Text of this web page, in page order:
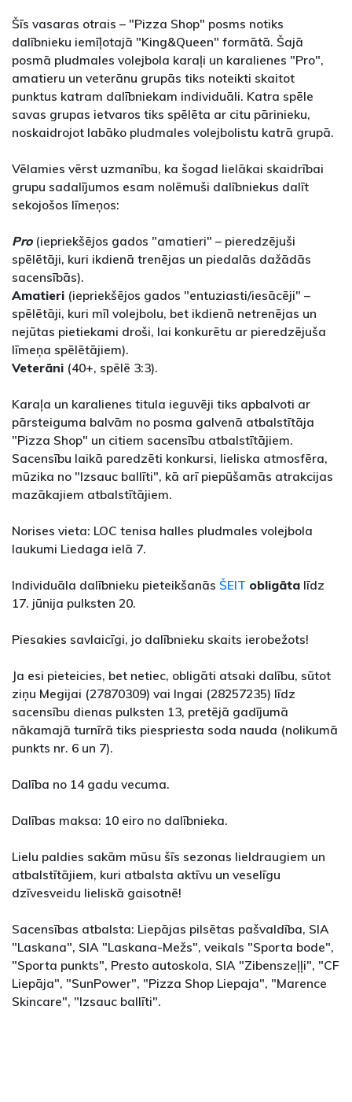
Šīs vasaras otrais – "Pizza Shop" posms notiks
dalībnieku iemīļotajā "King&Queen" formātā. Šajā
posmā pludmales volejbola karaļi un karalienes "Pro",
amatieru un veterānu grupās tiks noteikti skaitot
punktus katram dalībniekam individuāli. Katra spēle
savas grupas ietvaros tiks spēlēta ar citu pārinieku,
noskaidrojot labāko pludmales volejbolistu katrā grupā.
Vēlamies vērst uzmanību, ka šogad lielākai skaidrībai
grupu sadalījumos esam nolēmuši dalībniekus dalīt
sekojošos līmeņos:
Pro (iepriekšējos gados "amatieri" – pieredzējuši
spēlētāji, kuri ikdienā trenējas un piedalās dažādās
sacensībās).
Amatieri (iepriekšējos gados "entuziasti/iesācēji" –
spēlētāji, kuri mīl volejbolu, bet ikdienā netrenējas un
nejūtas pietiekami droši, lai konkurētu ar pieredzējuša
līmeņa spēlētājiem).
Veterāni (40+, spēlē 3:3).
Karaļa un karalienes titula ieguvēji tiks apbalvoti ar
pārsteiguma balvām no posma galvenā atbalstītāja
"Pizza Shop" un citiem sacensību atbalstītājiem.
Sacensību laikā paredzēti konkursi, lieliska atmosfēra,
mūzika no "Izsauc ballīti", kā arī piepūšamās atrakcijas
mazākajiem atbalstītājiem.
Norises vieta: LOC tenisa halles pludmales volejbola
laukumi Liedaga ielā 7.
Individuāla dalībnieku pieteikšanās ŠEIT obligāta līdz
17. jūnija pulksten 20.
Piesakies savlaicīgi, jo dalībnieku skaits ierobežots!
Ja esi pieteicies, bet netiec, obligāti atsaki dalību, sūtot
ziņu Megijai (27870309) vai Ingai (28257235) līdz
sacensību dienas pulksten 13, pretējā gadījumā
nākamajā turnīrā tiks piespriesta soda nauda (nolikumā
punkts nr. 6 un 7).
Dalība no 14 gadu vecuma.
Dalības maksa: 10 eiro no dalībnieka.
Lielu paldies sakām mūsu šīs sezonas lieldraugiem un
atbalstītājiem, kuri atbalsta aktīvu un veselīgu
dzīvesveidu lieliskā gaisotnē!
Sacensības atbalsta: Liepājas pilsētas pašvaldība, SIA
"Laskana", SIA "Laskana-Mežs", veikals "Sporta bode",
"Sporta punkts", Presto autoskola, SIA "Zibenszeļļi", "CF
Liepāja", "SunPower", "Pizza Shop Liepaja", "Marence
Skincare", "Izsauc ballīti".